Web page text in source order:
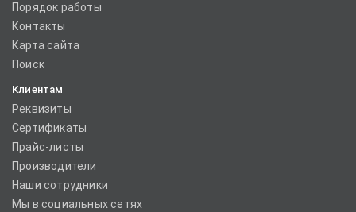
Порядок работы
Контакты
Карта сайта
Поиск
Клиентам
Реквизиты
Сертификаты
Прайс-листы
Производители
Наши сотрудники
Мы в социальных сетях